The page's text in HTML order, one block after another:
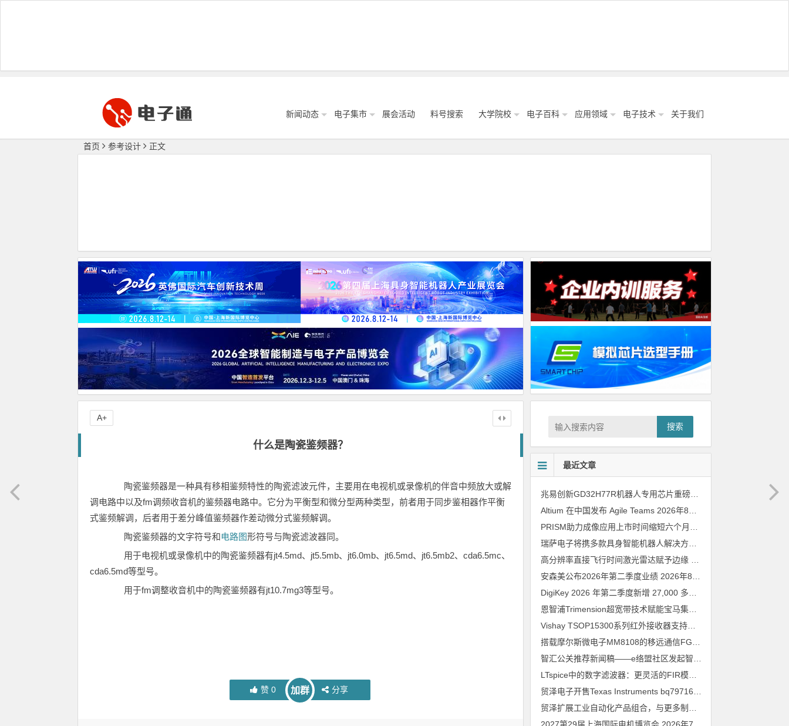
新闻动态 电子集市 展会活动 料号搜索 大学院校 电子百科 应用领域 电子技术 关于我们
首页 参考设计 正文
什么是陶瓷鉴频器？
陶瓷鉴频器是一种具有移相鉴频特性的陶瓷滤波元件，主要用在电视机或录像机的伴音中频放大或解
调电路中以及fm调频收音机的鉴频器电路中。它分为平衡型和微分型两种类型，前者用于同步鉴相器作平衡
式鉴频解调，后者用于差分峰值鉴频器作差动微分式鉴频解调。
陶瓷鉴频器的文字符号和电路图形符号与陶瓷滤波器同。
用于电视机或录像机中的陶瓷鉴频器有jt4.5md、jt5.5mb、jt6.0mb、jt6.5md、jt6.5mb2、cda6.5mc、
cda6.5md等型号。
用于fm调整收音机中的陶瓷鉴频器有jt10.7mg3等型号。
赞0 加群 分享
A+
搜索
最近文章
兆易创新GD32H77R机器人专用芯片重磅亮相，精准赋能伺服驱动与关节控制
Altium 在中国发布 Agile Teams 2026年8月6日
安森美公布2026年第二季度业绩 2026年8月6日
恩智浦Trimension超宽带技术赋能宝马集团Digital Key Plus及生命体存在检测功能
Vishay TSOP15300系列红外接收器支持所有主流遥控代码
LTspice中的数字滤波器：更灵活的FIR模型